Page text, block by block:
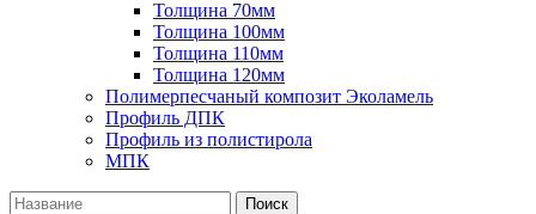
Толщина 70мм
Толщина 100мм
Толщина 110мм
Толщина 120мм
Полимерпесчаный композит Эколамель
Профиль ДПК
Профиль из полистирола
МПК
Поиск